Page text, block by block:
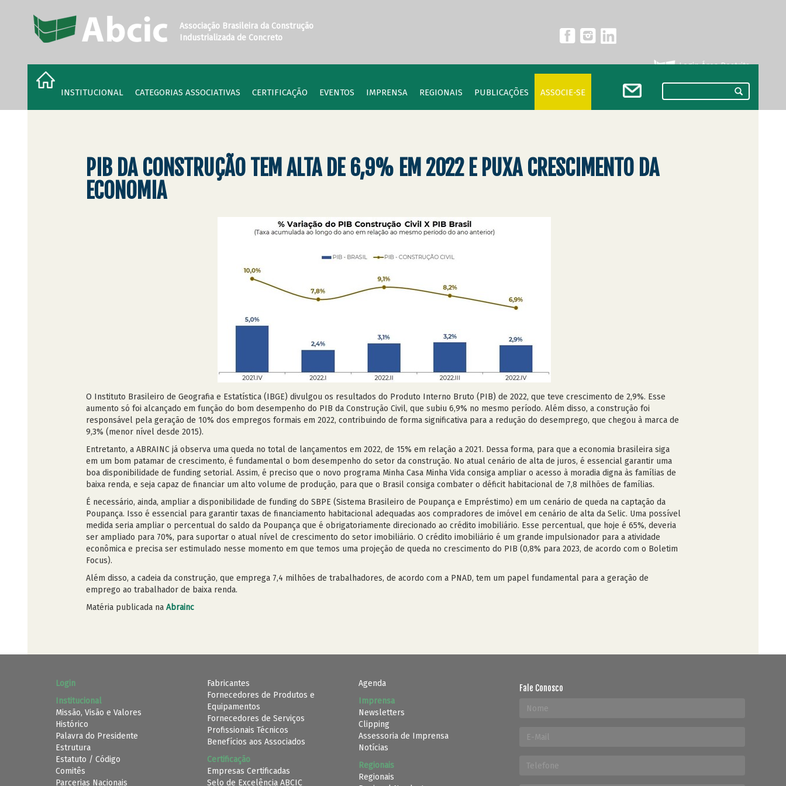
Associação Brasileira da Construção
Industrializada de Concreto
Login Área Restrita
INSTITUCIONAL CATEGORIAS ASSOCIATIVAS CERTIFICAÇÃO EVENTOS IMPRENSA REGIONAIS PUBLICAÇÕES ASSOCIE-SE
PIB DA CONSTRUÇÃO TEM ALTA DE 6,9% EM 2022 E PUXA CRESCIMENTO DA
ECONOMIA
O Instituto Brasileiro de Geografia e Estatística (IBGE) divulgou os resultados do Produto Interno Bruto (PIB) de 2022, que teve crescimento de 2,9%. Esse
aumento só foi alcançado em função do bom desempenho do PIB da Construção Civil, que subiu 6,9% no mesmo período. Além disso, a construção foi
responsável pela geração de 10% dos empregos formais em 2022, contribuindo de forma significativa para a redução do desemprego, que chegou à marca de
9,3% (menor nível desde 2015).
Entretanto, a ABRAINC já observa uma queda no total de lançamentos em 2022, de 15% em relação a 2021. Dessa forma, para que a economia brasileira siga
em um bom patamar de crescimento, é fundamental o bom desempenho do setor da construção. No atual cenário de alta de juros, é essencial garantir uma
boa disponibilidade de funding setorial. Assim, é preciso que o novo programa Minha Casa Minha Vida consiga ampliar o acesso à moradia digna às famílias de
baixa renda, e seja capaz de financiar um alto volume de produção, para que o Brasil consiga combater o déficit habitacional de 7,8 milhões de famílias.
É necessário, ainda, ampliar a disponibilidade de funding do SBPE (Sistema Brasileiro de Poupança e Empréstimo) em um cenário de queda na captação da
Poupança. Isso é essencial para garantir taxas de financiamento habitacional adequadas aos compradores de imóvel em cenário de alta da Selic. Uma possível
medida seria ampliar o percentual do saldo da Poupança que é obrigatoriamente direcionado ao crédito imobiliário. Esse percentual, que hoje é 65%, deveria
ser ampliado para 70%, para suportar o atual nível de crescimento do setor imobiliário. O crédito imobiliário é um grande impulsionador para a atividade
econômica e precisa ser estimulado nesse momento em que temos uma projeção de queda no crescimento do PIB (0,8% para 2023, de acordo com o Boletim
Focus).
Além disso, a cadeia da construção, que emprega 7,4 milhões de trabalhadores, de acordo com a PNAD, tem um papel fundamental para a geração de
emprego ao trabalhador de baixa renda.
Matéria publicada na Abrainc
Login
Institucional
Missão, Visão e Valores
Histórico
Palavra do Presidente
Estrutura
Estatuto / Código
Comitês
Parcerias Nacionais
Fabricantes
Fornecedores de Produtos e
Equipamentos
Fornecedores de Serviços
Profissionais Técnicos
Benefícios aos Associados
Certificação
Empresas Certificadas
Selo de Excelência ABCIC
Agenda
Imprensa
Newsletters
Clipping
Assessoria de Imprensa
Notícias
Regionais
Regionais
Fale Conosco